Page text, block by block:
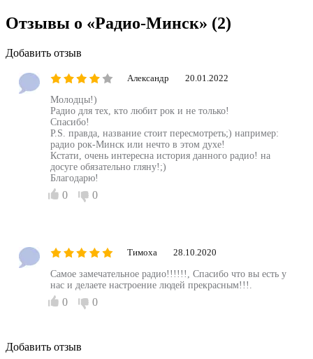
Отзывы о «Радио-Минск» (2)
Добавить отзыв
Александр 20.01.2022
Молодцы!)
Радио для тех, кто любит рок и не только!
Спасибо!
P.S. правда, название стоит пересмотреть;) например:
радио рок-Минск или нечто в этом духе!
Кстати, очень интересна история данного радио! на
досуге обязательно гляну!;)
Благодарю!
0 0
Тимоха 28.10.2020
Самое замечательное радио!!!!!!, Спасибо что вы есть у
нас и делаете настроение людей прекрасным!!!.
0 0
Добавить отзыв